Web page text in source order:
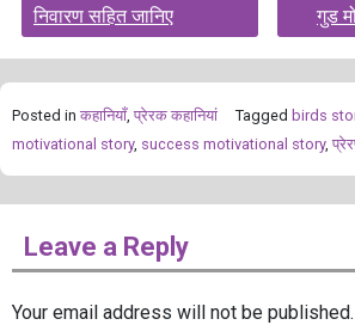
निवारण सहित जानिए
गुड
Posted in कहानियाँ, प्रेरक कहानियां Tagged birds
motivational story, success motivational story,
Leave a Reply
Your email address will not be published.